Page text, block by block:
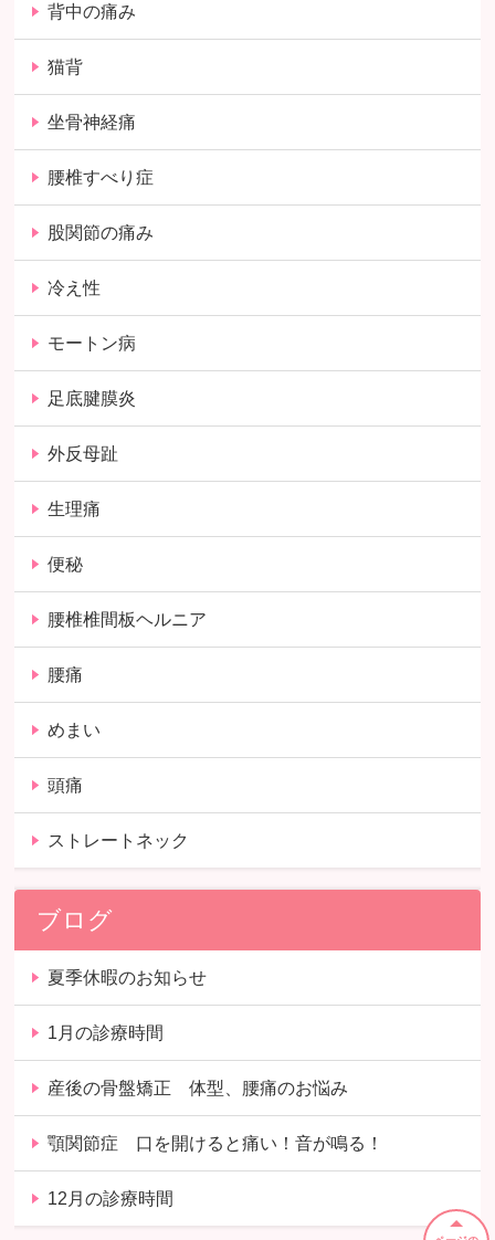
背中の痛み
猫背
坐骨神経痛
腰椎すべり症
股関節の痛み
冷え性
モートン病
足底腱膜炎
外反母趾
生理痛
便秘
腰椎椎間板ヘルニア
腰痛
めまい
頭痛
ストレートネック
ブログ
夏季休暇のお知らせ
1月の診療時間
産後の骨盤矯正 体型、腰痛のお悩み
顎関節症 口を開けると痛い！音が鳴る！
12月の診療時間